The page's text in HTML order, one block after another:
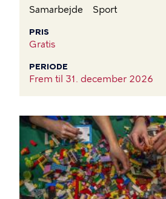
Samarbejde
Sport
PRIS
Gratis
PERIODE
Frem til 31. december 2026
BILLEDE